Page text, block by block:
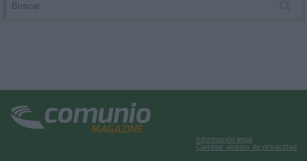
Información legal
Cambiar ajustes de privacidad